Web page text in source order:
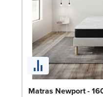
Matras Newport -